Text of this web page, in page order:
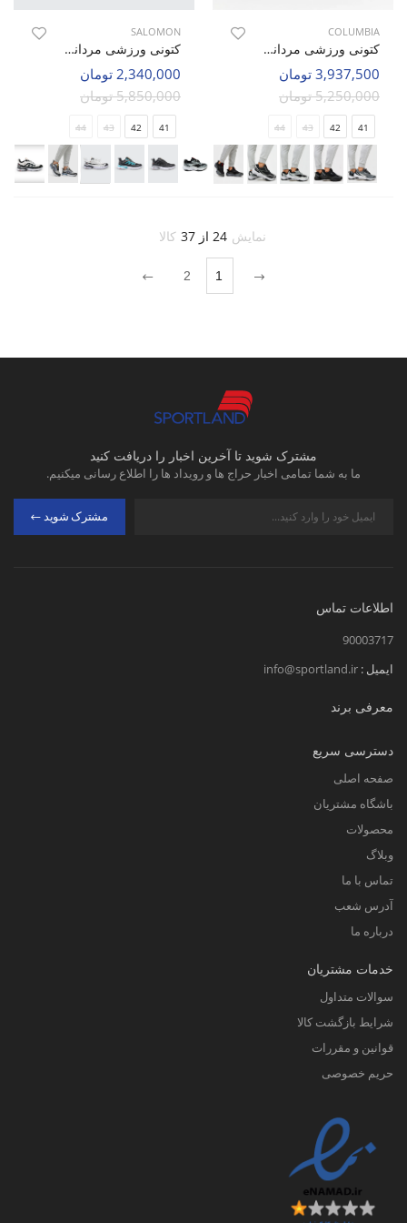
COLUMBIA
کتونی ورزشی مردانه کلمبیا Columbia Core Tex M
3,937,500 تومان
5,250,000 تومان
41
42
43
44
SALOMON
کتونی ورزشی مردانه سالامون Flex Connect M
2,340,000 تومان
5,850,000 تومان
41
42
43
44
نمایش 24 از 37 کالا
1
2
مشترک شوید تا آخرین اخبار را دریافت کنید
ما به شما تمامی اخبار حراج ها و رویداد ها را اطلاع رسانی میکنیم.
مشترک شوید
اطلاعات تماس
90003717
ایمیل : info@sportland.ir
معرفی برند
دسترسی سریع
صفحه اصلی
باشگاه مشتریان
محصولات
وبلاگ
تماس با ما
آدرس شعب
درباره ما
خدمات مشتریان
سوالات متداول
شرایط بازگشت کالا
قوانین و مقررات
حریم خصوصی